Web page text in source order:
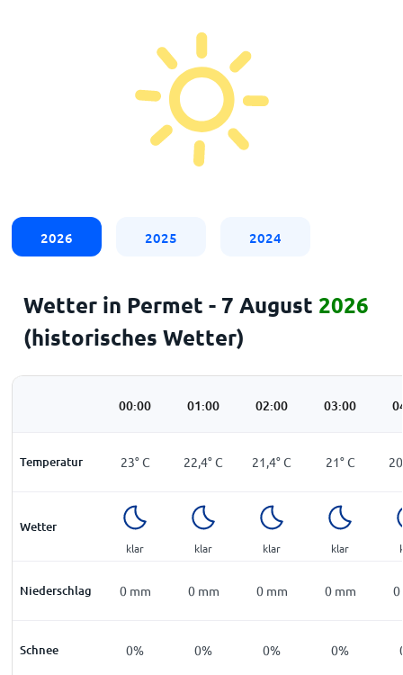
2026 2025 2024
Wetter in Permet - 7 August 2026
(historisches Wetter)
00:00 01:00 02:00 03:00
Temperatur 23°C 22,4°C 21,4°C 21°C
Wetter
klar klar klar klar
Niederschlag 0 mm 0 mm 0 mm 0 mm 0
Schnee 0% 0% 0% 0%